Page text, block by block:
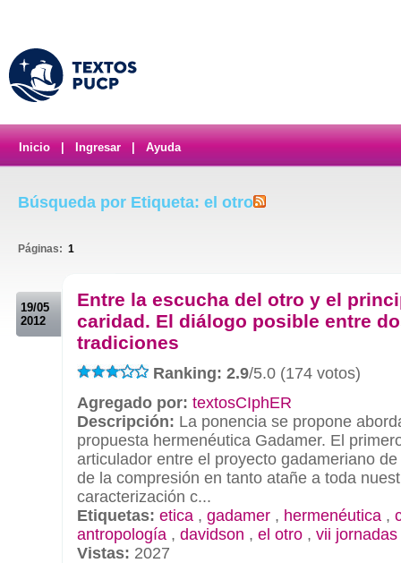
Inicio Ingresar Ayuda
Búsqueda por Etiqueta: el otro
Páginas: 1
19/05
2012
Entre la escucha del otro y el
caridad. El diálogo posible entre
tradiciones
Ranking: 2.9/5.0 (174 votos)
Agregado por: textosCIphER
Descripción: La ponencia se propone
propuesta hermenéutica Gadamer. El
articulador entre el proyecto gadameriano
de la compresión en tanto atañe a toda
caracterización c...
Etiquetas: etica , gadamer , hermenéutica ,
antropología , davidson , el otro , vii jornadas
Vistas: 2027